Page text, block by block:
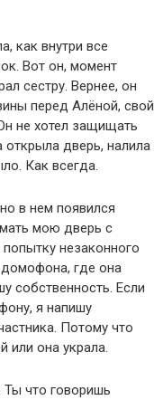
как внутри все
Вот он, момент
сестру. Вернее, он
перед Алёной, свой
не хотел защищать
дверь, налила
Как всегда.
в нем появился
мою дверь с
незаконного
домофона, где она
собственность. Если
я напишу
Потому что
или она украла.
что говоришь